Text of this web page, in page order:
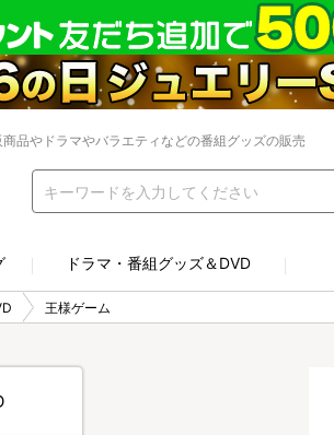
品やドラマやバラエティなどの番組グッズの販売
ドラマ・番組グッズ＆DVD
王様ゲーム